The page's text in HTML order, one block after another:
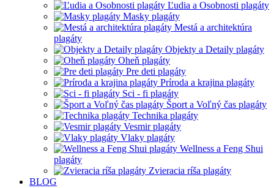
Ľudia a Osobnosti plagáty
Masky plagáty
Mestá a architektúra
plagáty
Objekty a Detaily plagáty
Oheň plagáty
Pre deti plagáty
Príroda a krajina plagáty
Sci - fi plagáty
Šport a Voľný čas plagáty
Technika plagáty
Vesmir plagáty
Vlaky plagáty
Wellness a Feng Shui
plagáty
Zvieracia ríša plagáty
BLOG